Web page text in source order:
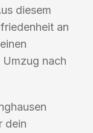
diesem
an
nach
dein